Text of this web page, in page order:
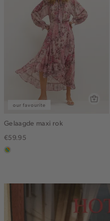
our favourite
Gelaagde maxi rok
€59.95
meerkleurig